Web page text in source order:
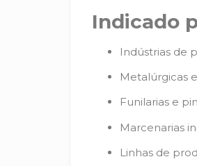
Indicado
Indústrias de
Metalúrgicas
Funilarias e
Marcenarias
Linhas de